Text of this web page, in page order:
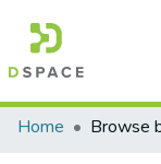
Communities &
Home Browse